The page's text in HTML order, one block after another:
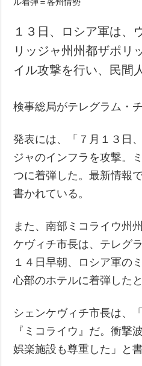
防衛
社会・文化
スポーツ
犯罪
追加
インタビュー
写真
１３日、ロシア軍は、
リッジャ州州都ザポリ
イル攻撃を行い、民間
検事総局がテレグラム・
発表には、「７月１３日
ジャのインフラを攻撃。
つに着弾した。最新情報
書かれている。
また、南部ミコライウ州
ケヴィチ市長は、テレグ
１４日早朝、ロシア軍の
心部のホテルに着弾した
シェンケヴィチ市長は、
『ミコライウ』だ。衝撃
娯楽施設も尊重した」と